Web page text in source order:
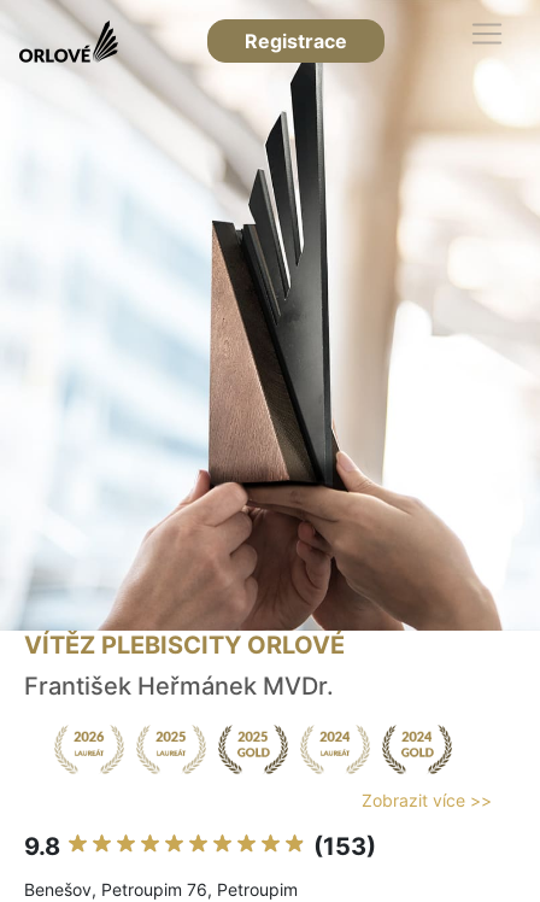
Registrace
VÍTĚZ PLEBISCITY ORLOVÉ
František Heřmánek MVDr.
Zobrazit více >>
9.8 (153)
Benešov, Petroupim 76, Petroupim